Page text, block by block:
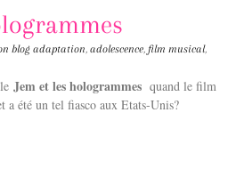
blog adaptation,adolescence, film musical,
Jem et les hologrammes quand le film
a été un tel fiasco aux Etats-Unis?